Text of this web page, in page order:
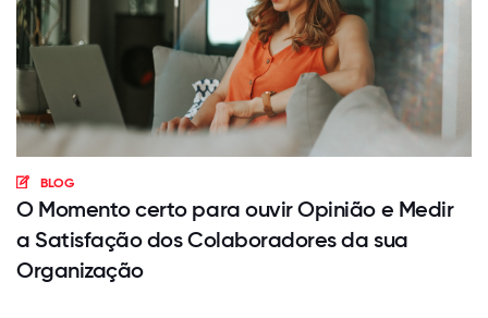
BLOG
O Momento certo para ouvir Opinião e Medir
a Satisfação dos Colaboradores da sua
Organização